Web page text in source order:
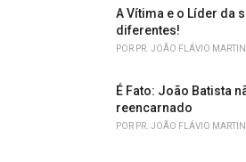
A Vítima e o Líder da
diferentes!
POR PR. JOÃO FLÁVIO
É Fato: João Batista
reencarnado
POR PR. JOÃO FLÁVIO